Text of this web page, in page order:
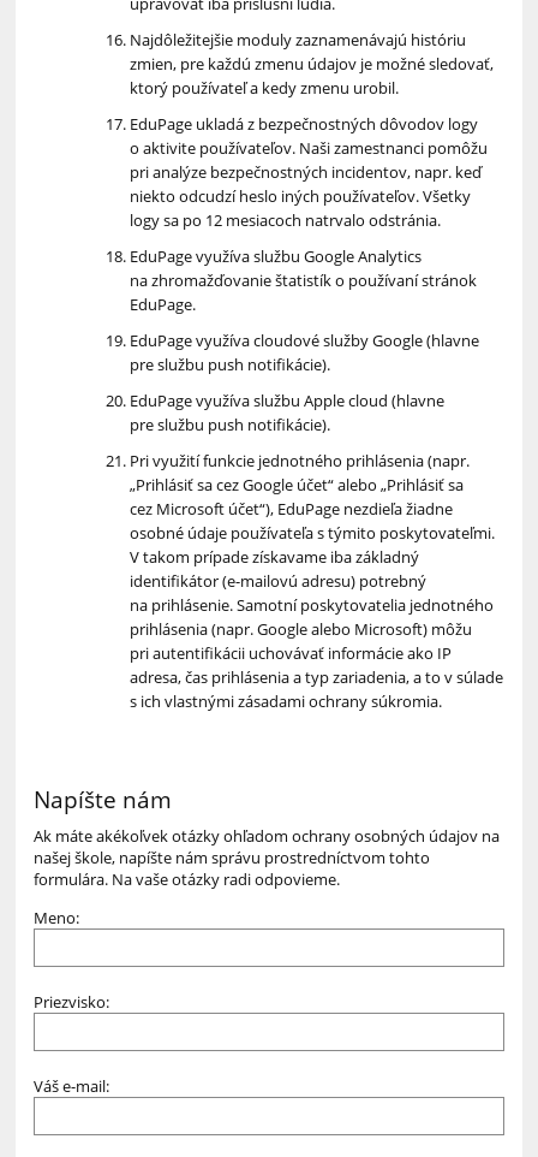
Najdôležitejšie moduly zaznamenávajú históriu
zmien, pre každú zmenu údajov je možné sledovať,
ktorý používateľ a kedy zmenu urobil.
EduPage ukladá z bezpečnostných dôvodov logy
o aktivite používateľov. Naši zamestnanci pomôžu
pri analýze bezpečnostných incidentov, napr. keď
niekto odcudzí heslo iných používateľov. Všetky
logy sa po 12 mesiacoch natrvalo odstránia.
EduPage využíva službu Google Analytics
na zhromažďovanie štatistík o používaní stránok
EduPage.
EduPage využíva cloudové služby Google (hlavne
pre službu push notifikácie).
EduPage využíva službu Apple cloud (hlavne
pre službu push notifikácie).
Pri využití funkcie jednotného prihlásenia (napr.
„Prihlásiť sa cez Google účet“ alebo „Prihlásiť sa
cez Microsoft účet“), EduPage nezdieľa žiadne
osobné údaje používateľa s týmito poskytovateľmi.
V takom prípade získavame iba základný
identifikátor (e-mailovú adresu) potrebný
na prihlásenie. Samotní poskytovatelia jednotného
prihlásenia (napr. Google alebo Microsoft) môžu
pri autentifikácii uchovávať informácie ako IP
adresa, čas prihlásenia a typ zariadenia, a to v súlade
s ich vlastnými zásadami ochrany súkromia.
Napíšte nám
Ak máte akékoľvek otázky ohľadom ochrany osobných údajov na
našej škole, napíšte nám správu prostredníctvom tohto
formulára. Na vaše otázky radi odpovieme.
Meno:
Priezvisko:
Váš e-mail: